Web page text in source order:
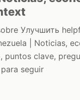
Улучшить
| Noticias,
puntos clave,
seguir